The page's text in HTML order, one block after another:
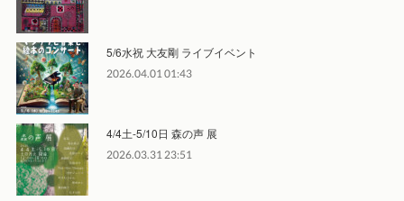
5/6水祝 大友剛 ライブイベント
2026.04.01 01:43
4/4土-5/10日 森の声 展
2026.03.31 23:51